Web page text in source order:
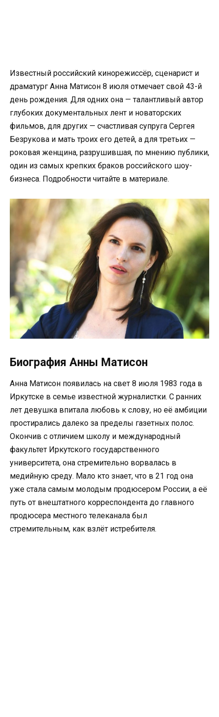
Известный российский кинорежиссёр, сценарист и
драматург Анна Матисон 8 июля отмечает свой 43-й
день рождения. Для одних она — талантливый автор
глубоких документальных лент и новаторских
фильмов, для других — счастливая супруга Сергея
Безрукова и мать троих его детей, а для третьих —
роковая женщина, разрушившая, по мнению публики,
один из самых крепких браков российского шоу-
бизнеса. Подробности читайте в материале.
Биография Анны Матисон
Анна Матисон появилась на свет 8 июля 1983 года в
Иркутске в семье известной журналистки. С ранних
лет девушка впитала любовь к слову, но её амбиции
простирались далеко за пределы газетных полос.
Окончив с отличием школу и международный
факультет Иркутского государственного
университета, она стремительно ворвалась в
медийную среду. Мало кто знает, что в 21 год она
уже стала самым молодым продюсером России, а её
путь от внештатного корреспондента до главного
продюсера местного телеканала был
стремительным, как взлёт истребителя.